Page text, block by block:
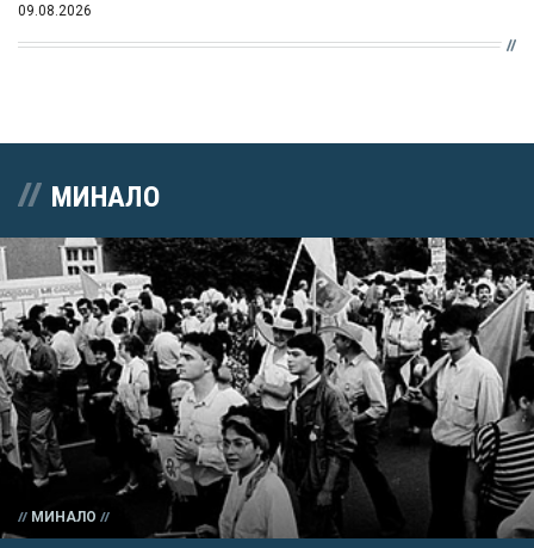
09.08.2026
МИНАЛО
МИНАЛО